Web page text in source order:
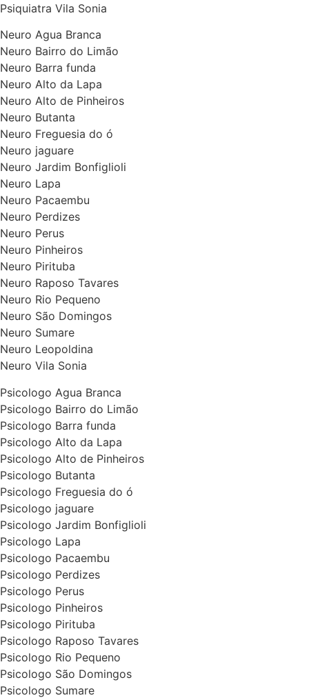
Psiquiatra Vila Sonia
Neuro Agua Branca
Neuro Bairro do Limão
Neuro Barra funda
Neuro Alto da Lapa
Neuro Alto de Pinheiros
Neuro Butanta
Neuro Freguesia do ó
Neuro jaguare
Neuro Jardim Bonfiglioli
Neuro Lapa
Neuro Pacaembu
Neuro Perdizes
Neuro Perus
Neuro Pinheiros
Neuro Pirituba
Neuro Raposo Tavares
Neuro Rio Pequeno
Neuro São Domingos
Neuro Sumare
Neuro Leopoldina
Neuro Vila Sonia
Psicologo Agua Branca
Psicologo Bairro do Limão
Psicologo Barra funda
Psicologo Alto da Lapa
Psicologo Alto de Pinheiros
Psicologo Butanta
Psicologo Freguesia do ó
Psicologo jaguare
Psicologo Jardim Bonfiglioli
Psicologo Lapa
Psicologo Pacaembu
Psicologo Perdizes
Psicologo Perus
Psicologo Pinheiros
Psicologo Pirituba
Psicologo Raposo Tavares
Psicologo Rio Pequeno
Psicologo São Domingos
Psicologo Sumare